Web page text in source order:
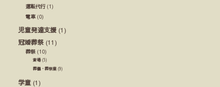
運転代行(1)
電車(0)
児童発達支援 (1)
冠婚葬祭 (11)
葬祭(10)
斎場(5)
葬儀・葬祭業 (9)
学童 (1)